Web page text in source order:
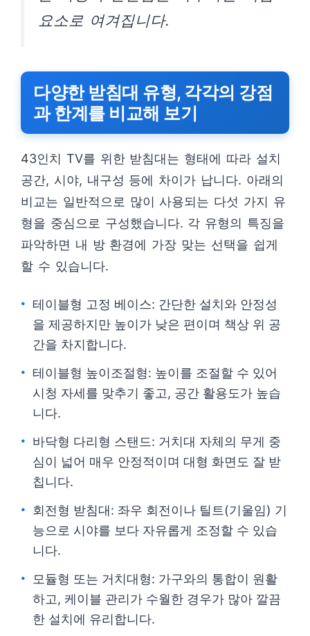
요소로 여겨집니다.
다양한 받침대 유형, 각각의 강점
과 한계를 비교해 보기
43인치 TV를 위한 받침대는 형태에 따라 설치
공간, 시야, 내구성 등에 차이가 납니다. 아래의
비교는 일반적으로 많이 사용되는 다섯 가지 유
형을 중심으로 구성했습니다. 각 유형의 특징을
파악하면 내 방 환경에 가장 맞는 선택을 쉽게
할 수 있습니다.
테이블형 고정 베이스: 간단한 설치와 안정성
을 제공하지만 높이가 낮은 편이며 책상 위 공
간을 차지합니다.
테이블형 높이조절형: 높이를 조절할 수 있어
시청 자세를 맞추기 좋고, 공간 활용도가 높습
니다.
바닥형 다리형 스탠드: 거치대 자체의 무게 중
심이 넓어 매우 안정적이며 대형 화면도 잘 받
칩니다.
회전형 받침대: 좌우 회전이나 틸트(기울임) 기
능으로 시야를 보다 자유롭게 조정할 수 있습
니다.
모듈형 또는 거치대형: 가구와의 통합이 원활
하고, 케이블 관리가 수월한 경우가 많아 깔끔
한 설치에 유리합니다.